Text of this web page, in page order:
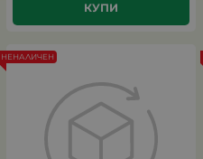
КУПИ
НЕНАЛИЧЕН